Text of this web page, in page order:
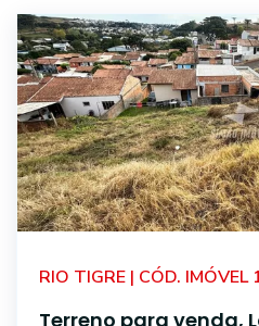
RIO TIGRE | CÓD. IMÓVEL
Terreno para venda,